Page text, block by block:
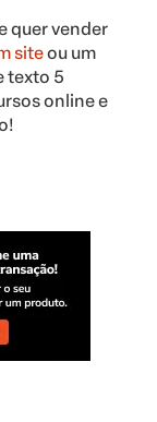
quer vender
siteou um
texto 5
online e